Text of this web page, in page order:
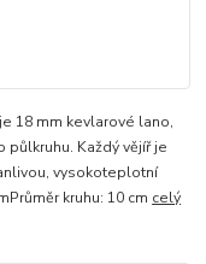
18 mm kevlarové lano,
Každý vějíř je
vysokoteplotní
kruhu: 10 cm celý